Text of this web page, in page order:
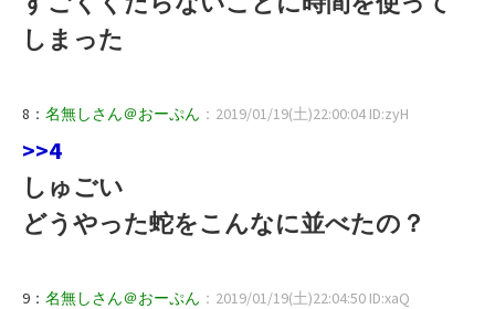
しまった
8： 名無しさん＠おーぷん ：2019/01/19(土)22:00:04 ID:zyH
>>4
しゅごい
どうやった蛇をこんなに並べたの？
9： 名無しさん＠おーぷん ：2019/01/19(土)22:04:50 ID:xaQ